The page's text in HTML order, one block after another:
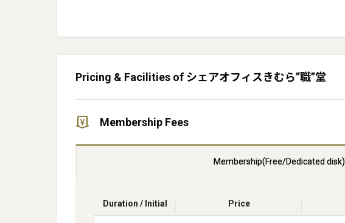
Pricing & Facilities of シェアオフィスきむら”職”堂
Membership Fees
Membership(Free/Dedicated disk)
Duration / Initial Price